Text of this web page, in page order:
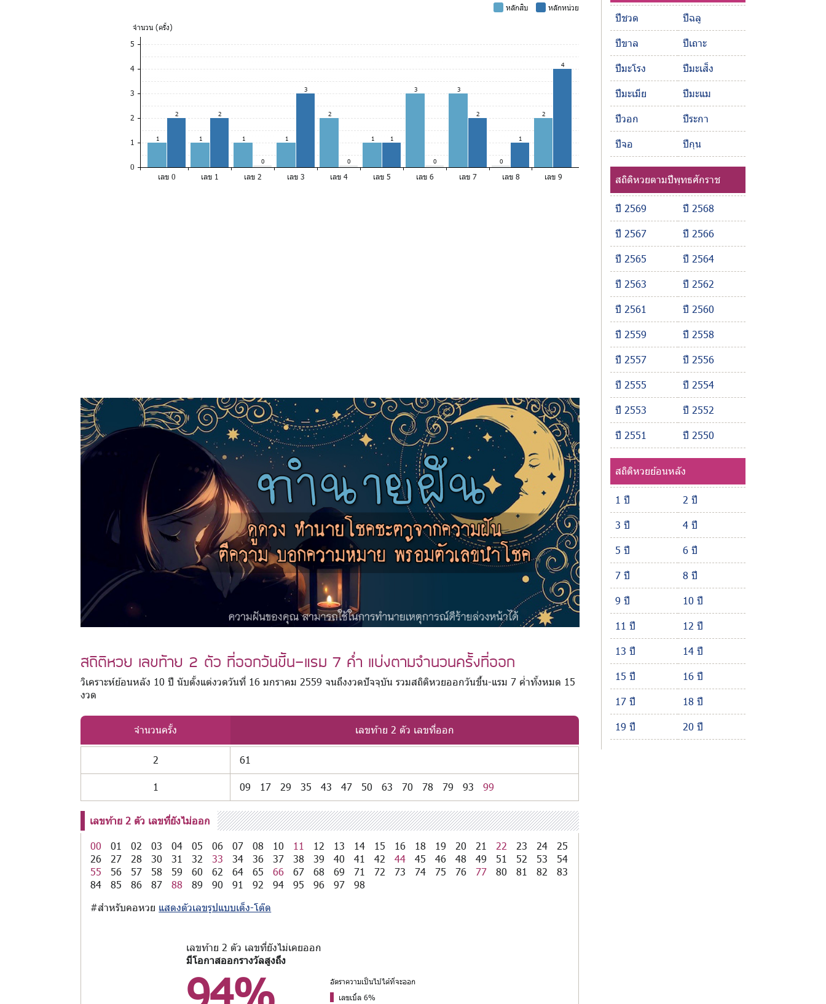
หลักสิบ
หลักหน่วย
จำนวน (ครั้ง)
5
4
3
2
1
0
1
2
1
2
1
0
1
3
2
0
1 1
3
0
3
2
0
1
2
4
เลข 0 เลข 1 เลข 2 เลข 3 เลข 4 เลข 5 เลข 6 เลข 7 เลข 8 เลข 9
สถิติหวย เลขท้าย 2 ตัว ที่ออกวันขึ้น-แรม 7 ค่ำ แบ่งตามจำนวนครั้งที่ออก
วิเคราะห์ย้อนหลัง 10 ปี นับตั้งแต่งวดวันที่ 16 มกราคม 2559 จนถึงงวดปัจจุบัน รวมสถิติหวยออกวันขึ้น-แรม 7 ค่ำทั้งหมด 15
งวด
จำนวนครั้ง เลขท้าย 2 ตัว เลขที่ออก
2 61
1 09 17 29 35 43 47 50 63 70 78 79 93 99
เลขท้าย 2 ตัว เลขที่ยังไม่ออก
00
01 02 03 04 05 06 07 08 10 11 12 13 14 15 16 18 19 20 21 22 23 24
25
26
27 28 30 31 32 33 34 36 37 38 39 40 41 42 44 45 46 48 49 51 52 53
54
55
56 57 58 59 60 62 64 65 66 67 68 69 71 72 73 74 75 76 77 80 81 82
83
84
85 86 87 88 89 90 91 92 94 95 96 97
98
#สำหรับคอหวย แสดงตัวเลขรูปแบบเต็ง-โต๊ด
เลขท้าย 2 ตัว เลขที่ยังไม่เคยออก
มีโอกาสออกรางวัลสูงถึง
94%
อัตราความเป็นไปได้ที่จะออก
เลขเบิ้ล 6%
ปีชวด
ปีฉลู
ปีขาล
ปีเถาะ
ปีมะโรง
ปีมะเส็ง
ปีมะเมีย
ปีมะแม
ปีวอก
ปีระกา
ปีจอ
ปีกุน
สถิติหวยตามปีพุทธศักราช
ปี 2569
ปี 2568
ปี 2567
ปี 2566
ปี 2565
ปี 2564
ปี 2563
ปี 2562
ปี 2561
ปี 2560
ปี 2559
ปี 2558
ปี 2557
ปี 2556
ปี 2555
ปี 2554
ปี 2553
ปี 2552
ปี 2551
ปี 2550
สถิติหวยย้อนหลัง
1 ปี
2 ปี
3 ปี
4 ปี
5 ปี
6 ปี
7 ปี
8 ปี
9 ปี
10 ปี
11 ปี
12 ปี
13 ปี
14 ปี
15 ปี
16 ปี
17 ปี
18 ปี
19 ปี
20 ปี